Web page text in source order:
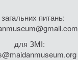
загальних питань:
для ЗМІ: